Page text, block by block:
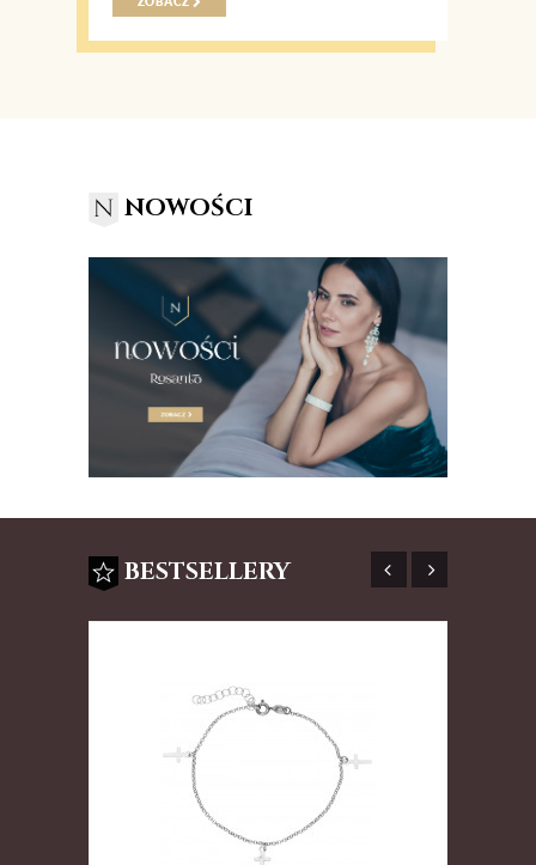
nożyczki to świetny pomysł ...
NOWOŚCI
BESTSELLERY